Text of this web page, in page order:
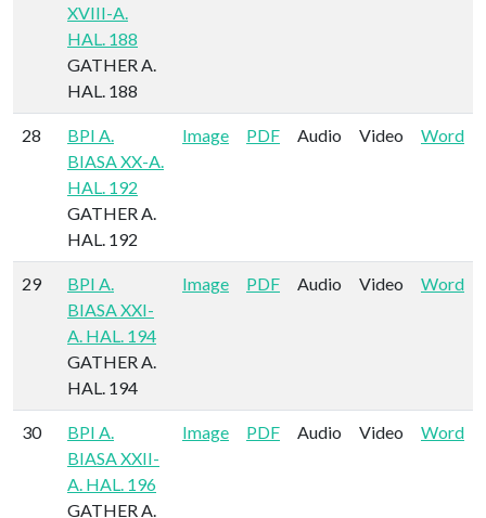
XVIII-A.
HAL. 188
GATHER A.
HAL. 188
28
BPI A.
BIASA XX-A.
HAL. 192
GATHER A.
HAL. 192
Image PDF Audio Video Word
29
BPI A.
BIASA XXI-
A. HAL. 194
GATHER A.
HAL. 194
Image PDF Audio Video Word
30
BPI A.
BIASA XXII-
A. HAL. 196
GATHER A.
Image PDF Audio Video Word